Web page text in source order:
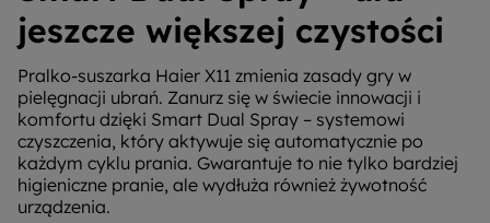
jeszcze większej czystości
Pralko-suszarka Haier X11 zmienia zasady gry w
pielęgnacji ubrań. Zanurz się w świecie innowacji i
komfortu dzięki Smart Dual Spray – systemowi
czyszczenia, który aktywuje się automatycznie po
każdym cyklu prania. Gwarantuje to nie tylko bardziej
higieniczne pranie, ale wydłuża również żywotność
urządzenia.